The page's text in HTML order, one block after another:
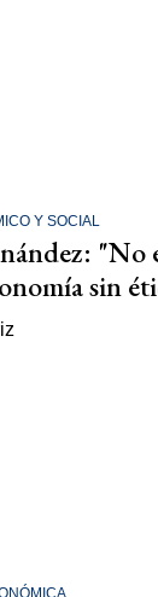
Y SOCIAL
"No
sin